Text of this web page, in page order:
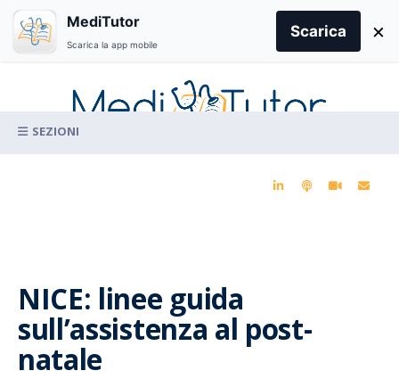
content
NICE: linee guida
sull’assistenza al post-
natale
for:
MediTutor
Scarica la app mobile
Scarica ×